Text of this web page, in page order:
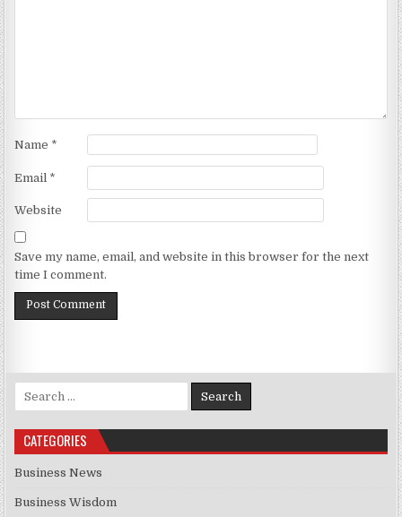
Name *
Email *
Website
Save my name, email, and website in this browser for the next
time I comment.
Search for:
CATEGORIES
Business News
Business Wisdom